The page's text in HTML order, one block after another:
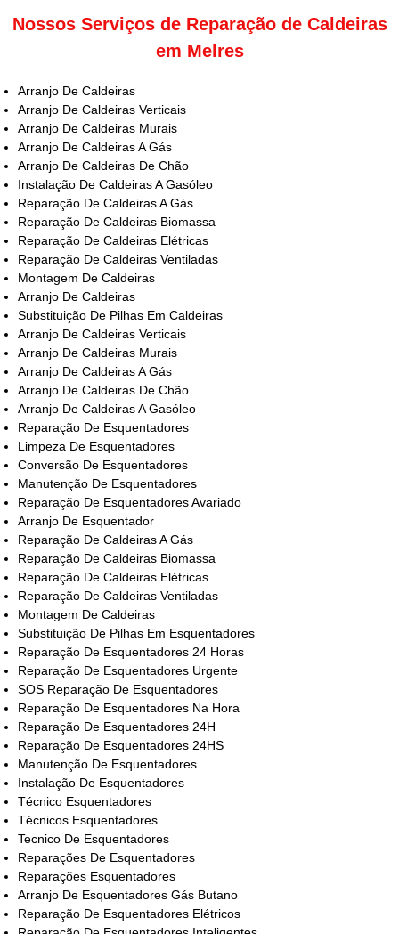
Nossos Serviços de Reparação de Caldeiras
em Melres
Arranjo De Caldeiras
Arranjo De Caldeiras Verticais
Arranjo De Caldeiras Murais
Arranjo De Caldeiras A Gás
Arranjo De Caldeiras De Chão
Instalação De Caldeiras A Gasóleo
Reparação De Caldeiras A Gás
Reparação De Caldeiras Biomassa
Reparação De Caldeiras Elétricas
Reparação De Caldeiras Ventiladas
Montagem De Caldeiras
Arranjo De Caldeiras
Substituição De Pilhas Em Caldeiras
Arranjo De Caldeiras Verticais
Arranjo De Caldeiras Murais
Arranjo De Caldeiras A Gás
Arranjo De Caldeiras De Chão
Arranjo De Caldeiras A Gasóleo
Reparação De Esquentadores
Limpeza De Esquentadores
Conversão De Esquentadores
Manutenção De Esquentadores
Reparação De Esquentadores Avariado
Arranjo De Esquentador
Reparação De Caldeiras A Gás
Reparação De Caldeiras Biomassa
Reparação De Caldeiras Elétricas
Reparação De Caldeiras Ventiladas
Montagem De Caldeiras
Substituição De Pilhas Em Esquentadores
Reparação De Esquentadores 24 Horas
Reparação De Esquentadores Urgente
SOS Reparação De Esquentadores
Reparação De Esquentadores Na Hora
Reparação De Esquentadores 24H
Reparação De Esquentadores 24HS
Manutenção De Esquentadores
Instalação De Esquentadores
Técnico Esquentadores
Técnicos Esquentadores
Tecnico De Esquentadores
Reparações De Esquentadores
Reparações Esquentadores
Arranjo De Esquentadores Gás Butano
Reparação De Esquentadores Elétricos